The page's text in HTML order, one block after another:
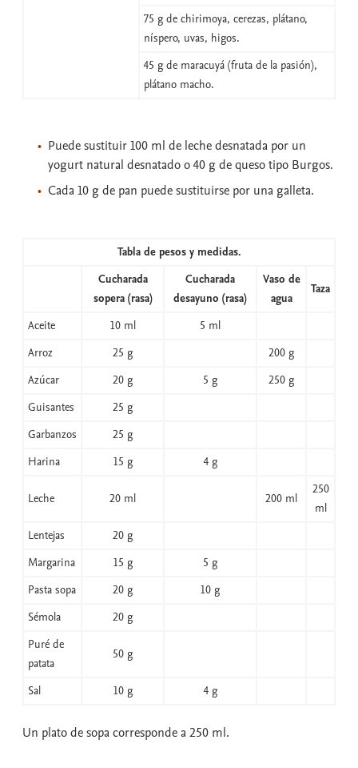
75 g de chirimoya, cerezas, plátano,
níspero, uvas, higos.
45 g de maracuyá (fruta de la pasión),
plátano macho.
Puede sustituir 100 ml de leche desnatada por un
yogurt natural desnatado o 40 g de queso tipo Burgos.
Cada 10 g de pan puede sustituirse por una galleta.
Tabla de pesos y medidas.
Cucharada
sopera (rasa)
Cucharada
desayuno (rasa)
Vaso de
agua
Taza
Aceite 10 ml
5 ml
Arroz
25 g
200 g
Azúcar
20 g 5 g
250 g
Guisantes
25 g
Garbanzos
25 g
Harina
15 g 4 g
Leche 20 ml 200 ml
250
ml
Lentejas
20 g
Margarina
15 g
5 g
Pasta sopa
20 g
10 g
Sémola
20 g
Puré de
patata
50 g
Sal 10 g 4 g
Un plato de sopa corresponde a 250 ml.